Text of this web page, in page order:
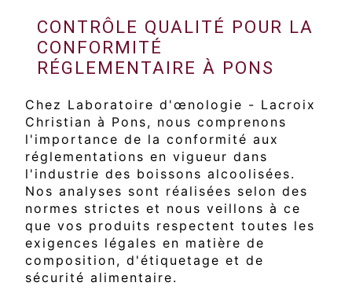
CONTRÔLE QUALITÉ POUR LA
CONFORMITÉ
RÉGLEMENTAIRE À PONS
Chez Laboratoire d'œnologie - Lacroix
Christian à Pons, nous comprenons
l'importance de la conformité aux
réglementations en vigueur dans
l'industrie des boissons alcoolisées.
Nos analyses sont réalisées selon des
normes strictes et nous veillons à ce
que vos produits respectent toutes les
exigences légales en matière de
composition, d'étiquetage et de
sécurité alimentaire.